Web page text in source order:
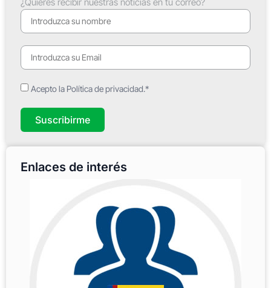
Acepto la Política de privacidad.*
Suscribirme
Enlaces de interés